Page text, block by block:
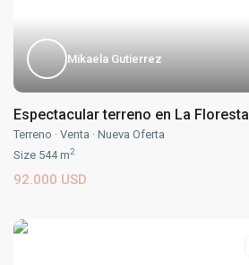
Mikaela Gutierrez
Espectacular terreno en La Floresta
Terreno · Venta · Nueva Oferta
Size 544 m2
92.000 USD